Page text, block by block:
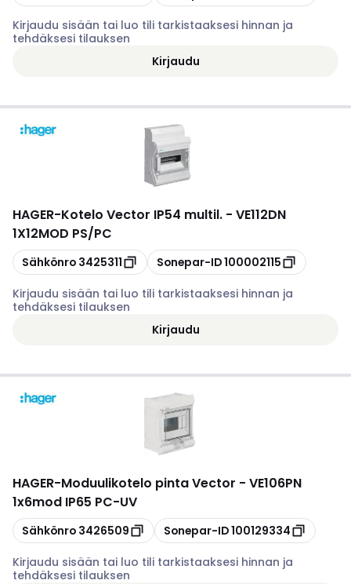
Kirjaudu sisään tai luo tili tarkistaaksesi hinnan ja
tehdäksesi tilauksen
Kirjaudu
HAGER-Kotelo Vector IP54 multil. - VE112DN
1X12MOD PS/PC
Kopioi
Sähkönro 3425311 Kopioi
Sonepar-ID100002115
Kirjaudu sisään tai luo tili tarkistaaksesi hinnan ja
tehdäksesi tilauksen
Kirjaudu
HAGER-Moduulikotelo pinta Vector - VE106PN
1x6mod IP65 PC-UV
Kopioi
Sähkönro 3426509 Kopioi
Sonepar-ID100129334
Kirjaudu sisään tai luo tili tarkistaaksesi hinnan ja
tehdäksesi tilauksen